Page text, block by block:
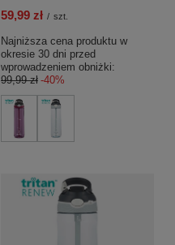
59,99 zł / szt.
Najniższa cena produktu w
okresie 30 dni przed
wprowadzeniem obniżki:
99,99 zł -40%